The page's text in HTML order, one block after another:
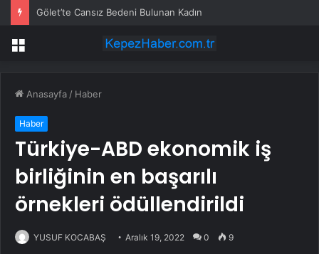
Gölet’te Cansız Bedeni Bulunan Kadın
Menü
Anasayfa / Haber
Haber
Türkiye-ABD ekonomik iş
birliğinin en başarılı
örnekleri ödüllendirildi
YUSUF KOCABAŞ Aralık 19, 2022 0 9